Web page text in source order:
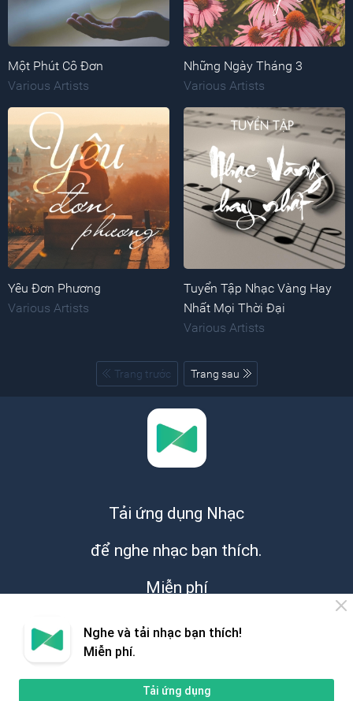
Một Phút Cô Đơn
Various Artists
Những Ngày Tháng 3
Various Artists
Yêu Đơn Phương
Various Artists
Tuyển Tập Nhạc Vàng Hay
Nhất Mọi Thời Đại
Various Artists
Trang trước Trang sau
Tải ứng dụng Nhạc
để nghe nhạc bạn thích.
Miễn phí
Hỗ trợ
Nghe và tải nhạc bạn thích!
Miễn phí.
Tải ứng dụng